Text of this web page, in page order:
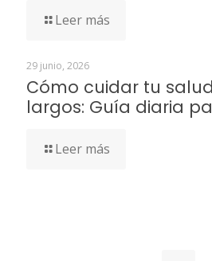
Leer más
29 junio, 2026
Cómo cuidar tu
largos: Guía diaria
Leer más